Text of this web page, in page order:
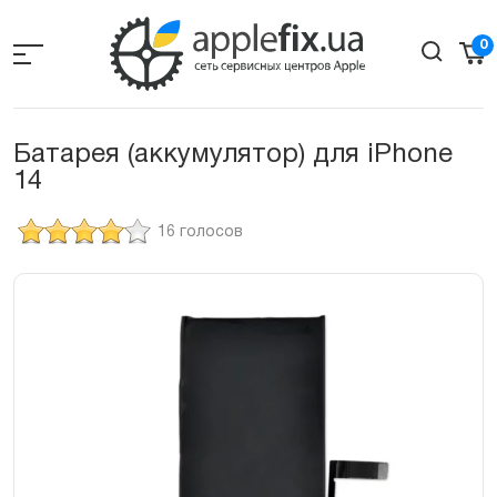
the
0
Батарея (аккумулятор) для iPhone
14
16 голосов